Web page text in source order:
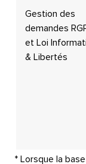
Gestion des
demandes
et Loi
& Libertés
* Lorsque la